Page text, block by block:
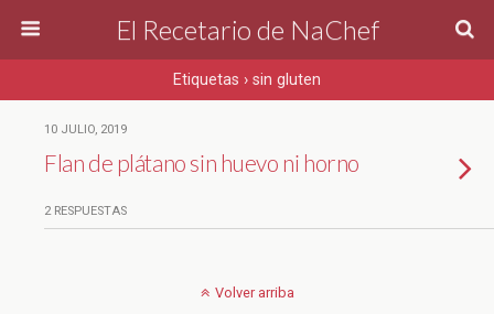
El Recetario de NaChef
Etiquetas › sin gluten
10 JULIO, 2019
Flan de plátano sin huevo ni horno
2 RESPUESTAS
Volver arriba